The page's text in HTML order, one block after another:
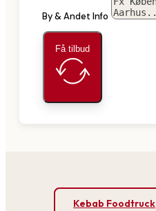
By & Andet Info
Få tilbud
Kebab Foodtruck